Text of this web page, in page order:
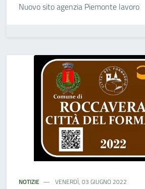
Nuovo sito agenzia Piemonte lavoro
NOTIZIE VENERDÌ, 03 GIUGNO 2022